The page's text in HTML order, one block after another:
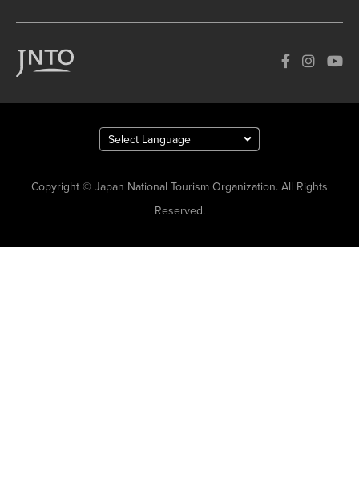
Copyright © Japan National Tourism Organization. All Rights
Reserved.